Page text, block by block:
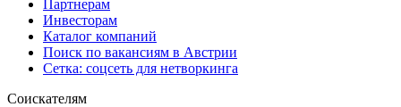
Партнерам
Инвесторам
Каталог компаний
Поиск по вакансиям в Австрии
Сетка: соцсеть для нетворкинга
Соискателям